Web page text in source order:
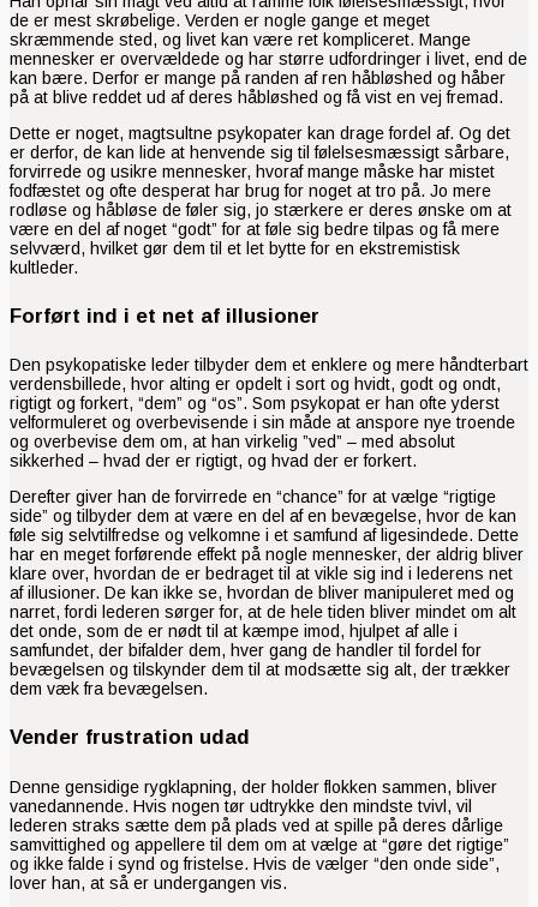
de er mest skrøbelige. Verden er nogle gange et meget
skræmmende sted, og livet kan være ret kompliceret. Mange
mennesker er overvældede og har større udfordringer i livet, end de
kan bære. Derfor er mange på randen af ren håbløshed og håber
på at blive reddet ud af deres håbløshed og få vist en vej fremad.
Dette er noget, magtsultne psykopater kan drage fordel af. Og det
er derfor, de kan lide at henvende sig til følelsesmæssigt sårbare,
forvirrede og usikre mennesker, hvoraf mange måske har mistet
fodfæstet og ofte desperat har brug for noget at tro på. Jo mere
rodløse og håbløse de føler sig, jo stærkere er deres ønske om at
være en del af noget “godt” for at føle sig bedre tilpas og få mere
selvværd, hvilket gør dem til et let bytte for en ekstremistisk
kultleder.
Forført ind i et net af illusioner
Den psykopatiske leder tilbyder dem et enklere og mere håndterbart
verdensbillede, hvor alting er opdelt i sort og hvidt, godt og ondt,
rigtigt og forkert, “dem” og “os”. Som psykopat er han ofte yderst
velformuleret og overbevisende i sin måde at anspore nye troende
og overbevise dem om, at han virkelig ”ved” – med absolut
sikkerhed – hvad der er rigtigt, og hvad der er forkert.
Derefter giver han de forvirrede en “chance” for at vælge “rigtige
side” og tilbyder dem at være en del af en bevægelse, hvor de kan
føle sig selvtilfredse og velkomne i et samfund af ligesindede. Dette
har en meget forførende effekt på nogle mennesker, der aldrig bliver
klare over, hvordan de er bedraget til at vikle sig ind i lederens net
af illusioner. De kan ikke se, hvordan de bliver manipuleret med og
narret, fordi lederen sørger for, at de hele tiden bliver mindet om alt
det onde, som de er nødt til at kæmpe imod, hjulpet af alle i
samfundet, der bifalder dem, hver gang de handler til fordel for
bevægelsen og tilskynder dem til at modsætte sig alt, der trækker
dem væk fra bevægelsen.
Vender frustration udad
Denne gensidige rygklapning, der holder flokken sammen, bliver
vanedannende. Hvis nogen tør udtrykke den mindste tvivl, vil
lederen straks sætte dem på plads ved at spille på deres dårlige
samvittighed og appellere til dem om at vælge at “gøre det rigtige”
og ikke falde i synd og fristelse. Hvis de vælger “den onde side”,
lover han, at så er undergangen vis.